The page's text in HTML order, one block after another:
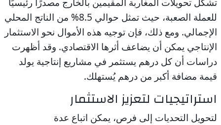
للعملة الصعبة، حيث تمثل حوالي 8.5% من الناتج المحلي
الإجمالي. ومع ذلك، فإن توجيه هذه الأموال نحو الاستثمار
الإنتاجي يمكن أن يضاعف أثرها الاقتصادي. وقد أظهرت
دراسات أن كل درهم يستثمر في مشاريع إنتاجية يولد
قيمة مضافة أكبر من درهم يُستهلك.
استراتيجيات لتعزيز الاستثمار
لتحويل التحديات إلى فرص، يمكن اتباع عدة